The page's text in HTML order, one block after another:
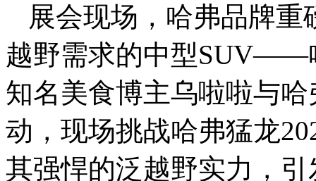
展会现场，哈弗品牌
越野需求的中型SUV——
知名美食博主乌啦啦与
动，现场挑战哈弗猛龙
其强悍的泛越野实力，